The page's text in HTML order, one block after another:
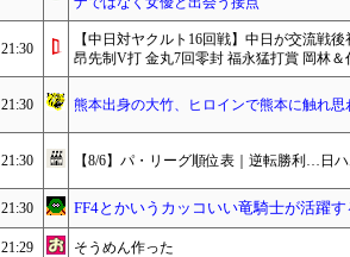
21:30
【中日対ヤクルト16回戦】中日が交流戦
昂先制V打 金丸7回零封 福永猛打賞 岡林＆
21:30 熊本出身の大竹、ヒロインで熊本に触れ思
21:30 【8/6】パ・リーグ順位表｜逆転勝利…日
21:30 FF4とかいうカッコいい竜騎士が活躍
21:29 そうめん作った